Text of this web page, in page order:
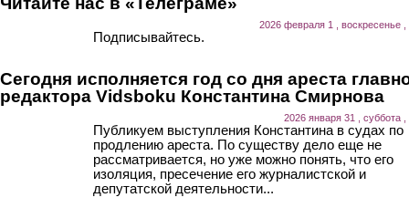
2026 февраля 1 , воскресенье ,
Подписывайтесь.
Сегодня исполняется год со дня ареста
редактора Vidsboku Константина Смирнова
2026 января 31 , суббота ,
Публикуем выступления Константина в судах по
продлению ареста. По существу дело еще не
рассматривается, но уже можно понять, что его
изоляция, пресечение его журналистской и
депутатской деятельности...